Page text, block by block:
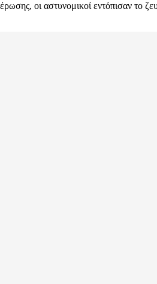
οι αστυνομικοί εντόπισαν το